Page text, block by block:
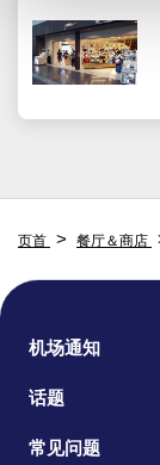
页首 餐厅＆商店
机场通知
话题
常见问题